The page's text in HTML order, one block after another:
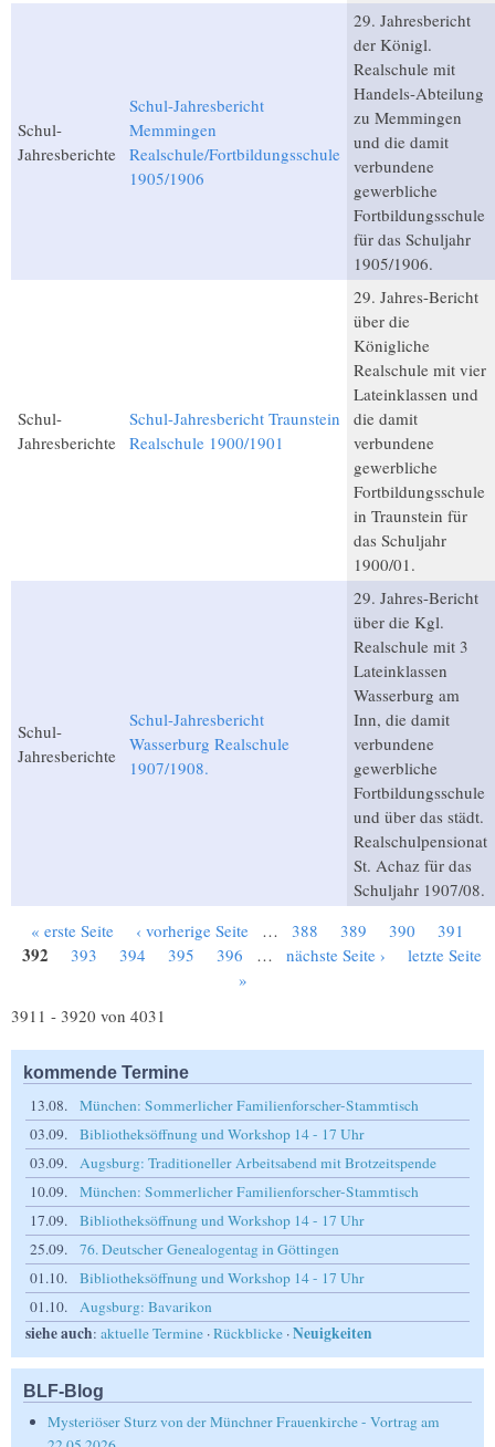
Schul-
Jahresberichte
Schul-Jahresbericht
Memmingen
Realschule/Fortbildungsschule
1905/1906
29. Jahresbericht
der Königl.
Realschule mit
Handels-Abteilung
zu Memmingen
und die damit
verbundene
gewerbliche
Fortbildungsschule
für das Schuljahr
1905/1906.
Schul-
Jahresberichte
Schul-Jahresbericht Traunstein
Realschule 1900/1901
29. Jahres-Bericht
über die
Königliche
Realschule mit vier
Lateinklassen und
die damit
verbundene
gewerbliche
Fortbildungsschule
in Traunstein für
das Schuljahr
1900/01.
Schul-
Jahresberichte
Schul-Jahresbericht
Wasserburg Realschule
1907/1908.
29. Jahres-Bericht
über die Kgl.
Realschule mit 3
Lateinklassen
Wasserburg am
Inn, die damit
verbundene
gewerbliche
Fortbildungsschule
und über das städt.
Realschulpensionat
St. Achaz für das
Schuljahr 1907/08.
Seiten
« erste Seite ‹ vorherige Seite … 388 389 390 391
392 393 394 395 396 … nächste Seite ›
letzte Seite
»
3911 - 3920 von 4031
kommende Termine
13.08.
München: Sommerlicher Familienforscher-Stammtisch
03.09.
Bibliotheksöffnung und Workshop 14 - 17 Uhr
03.09.
Augsburg: Traditioneller Arbeitsabend mit Brotzeitspende
10.09.
München: Sommerlicher Familienforscher-Stammtisch
17.09.
Bibliotheksöffnung und Workshop 14 - 17 Uhr
25.09.
76. Deutscher Genealogentag in Göttingen
01.10.
Bibliotheksöffnung und Workshop 14 - 17 Uhr
01.10.
Augsburg: Bavarikon
siehe auch: aktuelle Termine ·Rückblicke ·Neuigkeiten
BLF-Blog
Mysteriöser Sturz von der Münchner Frauenkirche - Vortrag am